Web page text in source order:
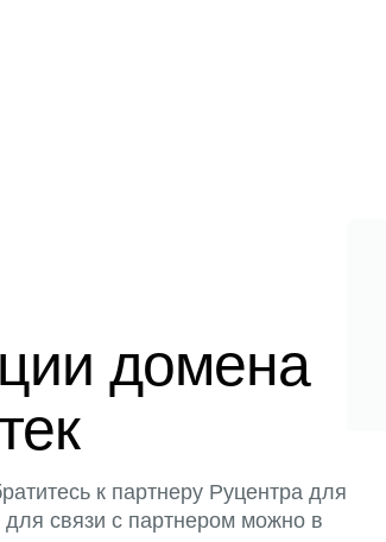
домена
к партнеру Руцентра для
связи с партнером можно в